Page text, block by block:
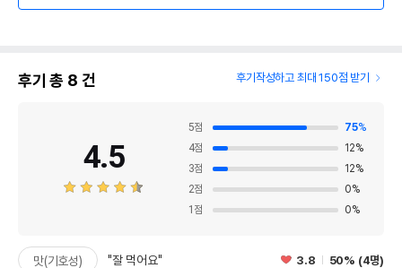
후기 총 8 건 후기작성하고 최대 150점 받기
4.5
5점 75%
4점 12%
3점 12%
2점 0%
1 점 0%
맛(기호성) "잘 먹어요" 3.8 50% (4명)